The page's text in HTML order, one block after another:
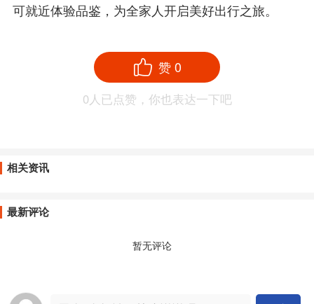
可就近体验品鉴，为全家人开启美好出行之旅。
赞0
0 人已点赞，你也表达一下吧
相关资讯
最新评论
暂无评论